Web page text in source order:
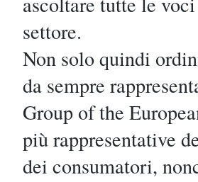
settore.
Non solo quindi
da sempre
Group of the
più rappresentative
dei consumatori,